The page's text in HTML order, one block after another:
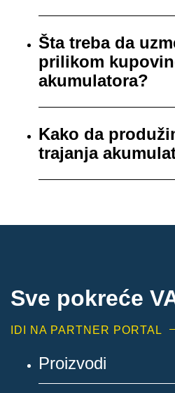
Šta treba da
prilikom
akumulatora?
Kako da
trajanja
Sve pokreće
IDI NA PARTNER PORTAL
Proizvodi